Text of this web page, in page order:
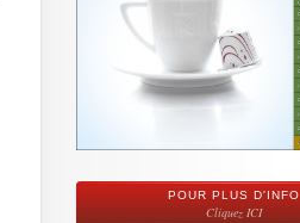
POUR PLUS D'INFO
Cliquez ICI